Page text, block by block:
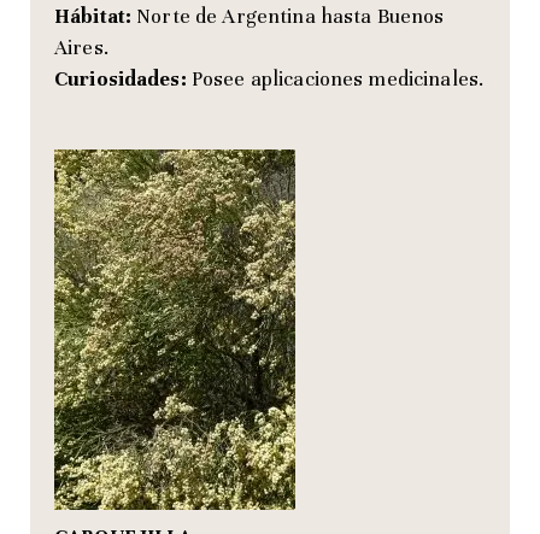
Hábitat: Norte de Argentina hasta Buenos
Aires.
Curiosidades: Posee aplicaciones medicinales.